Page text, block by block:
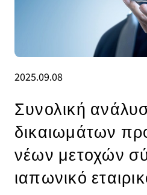
2025.09.08
Συνολική
δικαιωμάτων
νέων μετοχών
ιαπωνικό